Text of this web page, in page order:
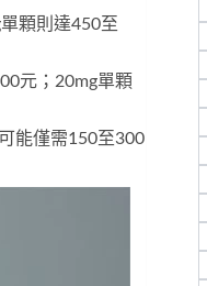
顆則達450至
元；20mg單顆
能僅需150至300